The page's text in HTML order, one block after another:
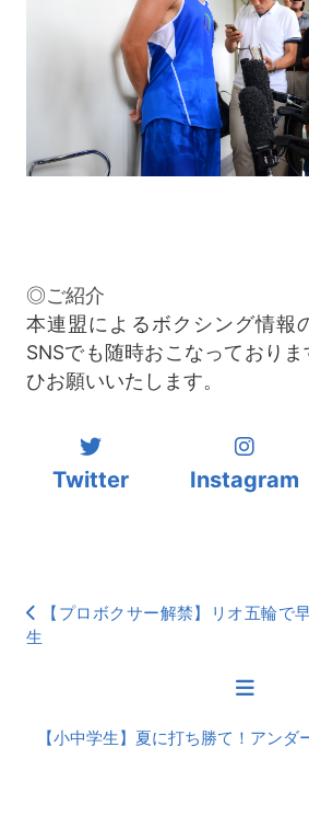
◎ご紹介
本連盟によるボクシング情報
SNSでも随時おこなっており
ひお願いいたします。
Twitter Instagram
【プロボクサー解禁】リオ五輪で
生
【小中学生】夏に打ち勝て！アン